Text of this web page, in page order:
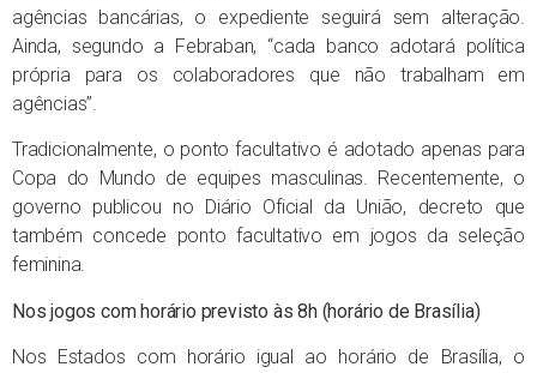
agências bancárias, o expediente seguirá sem alteração.
Ainda, segundo a Febraban, “cada banco adotará política
própria para os colaboradores que não trabalham em
agências”.
Tradicionalmente, o ponto facultativo é adotado apenas para
Copa do Mundo de equipes masculinas. Recentemente, o
governo publicou no Diário Oficial da União, decreto que
também concede ponto facultativo em jogos da seleção
feminina.
Nos jogos com horário previsto às 8h (horário de Brasília)
Nos Estados com horário igual ao horário de Brasília, o